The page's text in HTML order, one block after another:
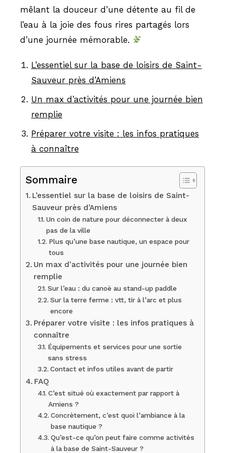
mêlant la douceur d’une détente au fil de
l’eau à la joie des fous rires partagés lors
d’une journée mémorable.
L’essentiel sur la base de loisirs de Saint-
Sauveur près d’Amiens
Un max d’activités pour une journée bien
remplie
Préparer votre visite : les infos pratiques
à connaître
Sommaire
L’essentiel sur la base de loisirs de Saint-
Sauveur près d’Amiens
Un coin de nature pour déconnecter à deux
pas de la ville
Plus qu’une base nautique, un espace pour
tous
Un max d’activités pour une journée bien
remplie
Sur l’eau : du canoë au stand-up paddle
Sur la terre ferme : vtt, tir à l’arc et plus
encore
Préparer votre visite : les infos pratiques à
connaître
Équipements et services pour une sortie
sans stress
Contact et infos utiles avant de partir
FAQ
C’est situé où exactement par rapport à
Amiens ?
Concrètement, c’est quoi l’ambiance à la
base nautique ?
Qu’est-ce qu’on peut faire comme activités
à la base de Saint-Sauveur ?